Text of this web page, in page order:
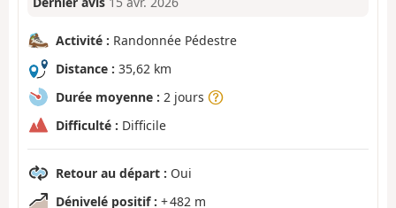
Activité : Randonnée Pédestre
Distance : 35,62 km
Durée moyenne : 2 jours
Difficulté : Difficile
Retour au départ : Oui
Dénivelé positif : + 482 m